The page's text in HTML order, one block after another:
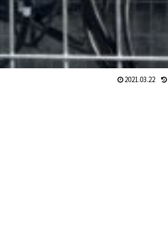
2021.03.22